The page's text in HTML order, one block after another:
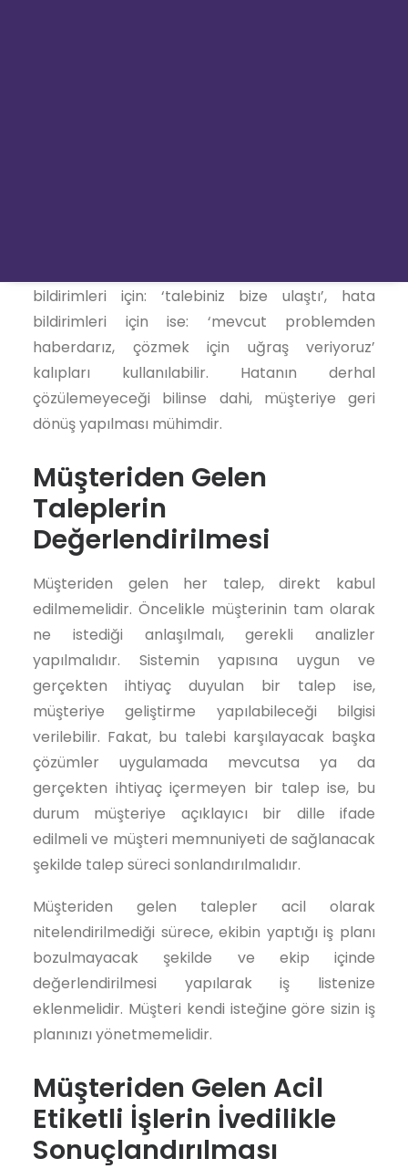
bildirimleri için: ‘talebiniz bize ulaştı’, hata
bildirimleri için ise: ‘mevcut problemden
haberdarız, çözmek için uğraş veriyoruz’
kalıpları kullanılabilir. Hatanın derhal
çözülemeyeceği bilinse dahi, müşteriye geri
dönüş yapılması mühimdir.
Müşteriden Gelen
Taleplerin
Değerlendirilmesi
Müşteriden gelen her talep, direkt kabul
edilmemelidir. Öncelikle müşterinin tam olarak
ne istediği anlaşılmalı, gerekli analizler
yapılmalıdır. Sistemin yapısına uygun ve
gerçekten ihtiyaç duyulan bir talep ise,
müşteriye geliştirme yapılabileceği bilgisi
verilebilir. Fakat, bu talebi karşılayacak başka
çözümler uygulamada mevcutsa ya da
gerçekten ihtiyaç içermeyen bir talep ise, bu
durum müşteriye açıklayıcı bir dille ifade
edilmeli ve müşteri memnuniyeti de sağlanacak
şekilde talep süreci sonlandırılmalıdır.
Müşteriden gelen talepler acil olarak
nitelendirilmediği sürece, ekibin yaptığı iş planı
bozulmayacak şekilde ve ekip içinde
değerlendirilmesi yapılarak iş listenize
eklenmelidir. Müşteri kendi isteğine göre sizin iş
planınızı yönetmemelidir.
Müşteriden Gelen Acil
Etiketli İşlerin İvedilikle
Sonuçlandırılması